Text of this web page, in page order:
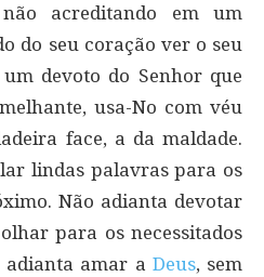
acreditando em um
do seu coração ver o seu
devoto do Senhor que
usa-No com véu
face, a da maldade.
lindas palavras para os
Não adianta devotar
para os necessitados
adianta amar a Deus, sem